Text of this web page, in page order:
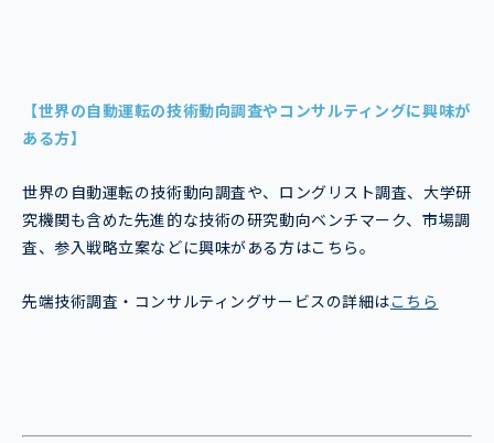
【世界の自動運転の技術動向調査やコンサルティングに興味が
ある方】
世界の自動運転の技術動向調査や、ロングリスト調査、大学研
究機関も含めた先進的な技術の研究動向ベンチマーク、市場調
査、参入戦略立案などに興味がある方はこちら。
先端技術調査・コンサルティングサービスの詳細はこちら